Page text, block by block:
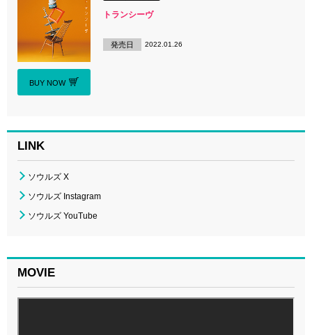
BUY NOW
トランシーヴ
発売日 2022.01.26
LINK
ソウルズ X
ソウルズ Instagram
ソウルズ YouTube
MOVIE